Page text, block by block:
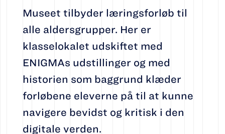
Museet tilbyder læringsforløb til
alle aldersgrupper. Her er
klasselokalet udskiftet med
ENIGMAs udstillinger og med
historien som baggrund klæder
forløbene eleverne på til at kunne
navigere bevidst og kritisk i den
digitale verden.